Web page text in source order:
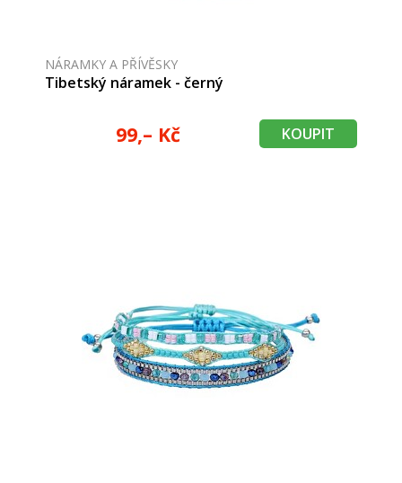
NÁRAMKY A PŘÍVĚSKY
Tibetský náramek - černý
99,– Kč KOUPIT